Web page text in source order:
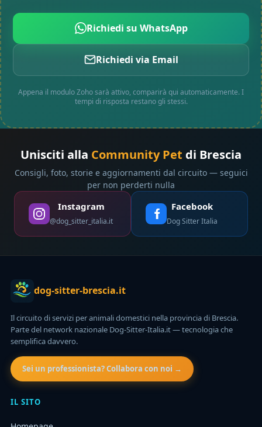
Richiedi su WhatsApp
Richiedi via Email
Appena il modulo Zoho sarà attivo, comparirà qui automaticamente. I
tempi di risposta restano gli stessi.
Unisciti alla Community Pet di Brescia
Consigli, foto, storie e aggiornamenti dal circuito — seguici
per non perderti nulla
Instagram
@dog_sitter_italia.it
Facebook
Dog Sitter Italia
dog-sitter-brescia.it
Il circuito di servizi per animali domestici nella provincia di Brescia.
Parte del network nazionale Dog-Sitter-Italia.it — tecnologia che
semplifica davvero.
Sei un professionista? Collabora con noi →
IL SITO